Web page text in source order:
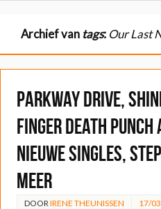
Archief van tags: Our Last
Parkway Drive,
Finger Death
nieuwe singles,
meer
DOOR IRENE THEUNISSEN 17/